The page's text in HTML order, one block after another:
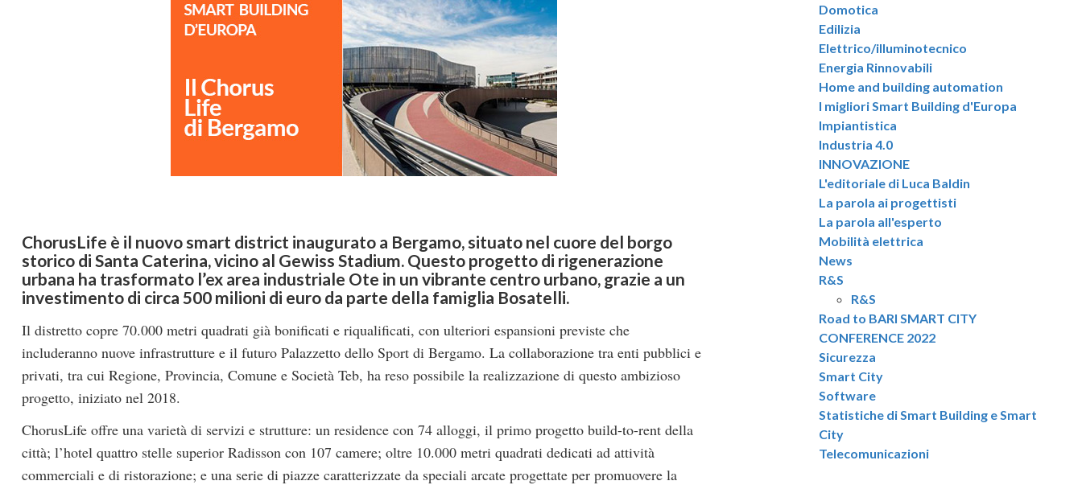
ChorusLife è il nuovo smart district inaugurato a Bergamo, situato nel cuore del borgo
storico di Santa Caterina, vicino al Gewiss Stadium. Questo progetto di rigenerazione
urbana ha trasformato l’ex area industriale Ote in un vibrante centro urbano, grazie a un
investimento di circa 500 milioni di euro da parte della famiglia Bosatelli.
Il distretto copre 70.000 metri quadrati già bonificati e riqualificati, con ulteriori espansioni previste che
includeranno nuove infrastrutture e il futuro Palazzetto dello Sport di Bergamo. La collaborazione tra enti pubblici e
privati, tra cui Regione, Provincia, Comune e Società Teb, ha reso possibile la realizzazione di questo ambizioso
progetto, iniziato nel 2018.
ChorusLife offre una varietà di servizi e strutture: un residence con 74 alloggi, il primo progetto build-to-rent della
città; l’hotel quattro stelle superior Radisson con 107 camere; oltre 10.000 metri quadrati dedicati ad attività
commerciali e di ristorazione; e una serie di piazze caratterizzate da speciali arcate progettate per promuovere la
Domotica
Edilizia
Elettrico/illuminotecnico
Energia Rinnovabili
Home and building automation
I migliori Smart Building d'Europa
Impiantistica
Industria 4.0
INNOVAZIONE
L'editoriale di Luca Baldin
La parola ai progettisti
La parola all'esperto
Mobilità elettrica
News
R&S
R&S
Road to BARI SMART CITY
CONFERENCE 2022
Sicurezza
Smart City
Software
Statistiche di Smart Building e Smart
City
Telecomunicazioni